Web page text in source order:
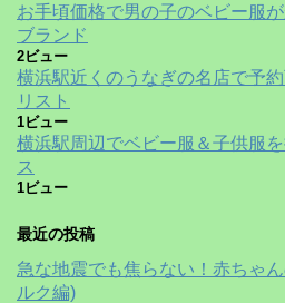
お手頃価格で男の子のベビー服
ブランド
2ビュー
横浜駅近くのうなぎの名店で予
リスト
1ビュー
横浜駅周辺でベビー服＆子供服
ス
1ビュー
最近の投稿
急な地震でも焦らない！赤ちゃ
ルク編)